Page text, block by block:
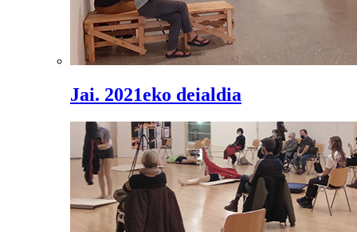
Jai. 2021eko deialdia